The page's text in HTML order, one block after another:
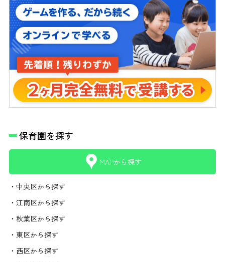
保育園を探す
MAPから探す
・中央区から探す
・江南区から探す
・秋葉区から探す
・東区から探す
・西区から探す